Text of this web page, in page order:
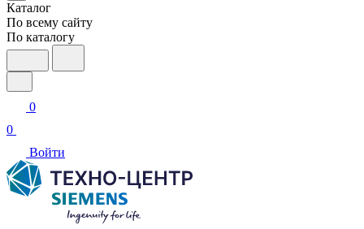
Каталог
По всему сайту
По каталогу
0
0
Войти